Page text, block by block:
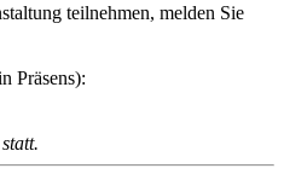
teilnehmen, melden Sie
Präsens):